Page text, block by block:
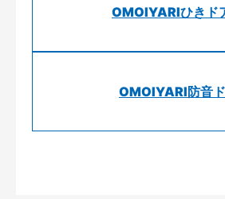
OMOIYARIひきド
OMOIYARI防音